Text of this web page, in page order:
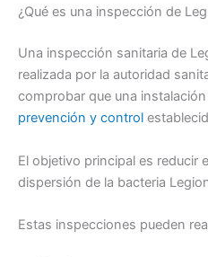
¿Qué es una inspección de
Una inspección sanitaria de
realizada por la autoridad
comprobar que una
prevención y control
El objetivo principal es reducir
dispersión de la bacteria
Estas inspecciones pueden